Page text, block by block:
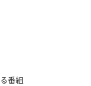
番組